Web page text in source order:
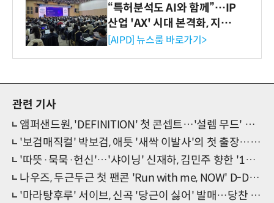
“특허분석도 AI와 함께”…IP
산업 'AX' 시대 본격화, 지식
재산처 1호 AI IP데이터분석
[AIPD] 뉴스룸 바로가기>
관련 기사
앰퍼샌드원, 'DEFINITION' 첫 콘셉트…'설렘 무드' 궁금증 ↑
'보검매직컬' 박보검, 애틋 '새싹 이발사'의 첫 출장…'할머니 ♥'
'따뜻·묵묵·헌신'…'샤이닝' 신재하, 김민주 향한 '10년 순애보'
나우즈, 두근두근 첫 팬콘 'Run with me, NOW' D-DAY!
'마라탕후루' 서이브, 신곡 '당근이 싫어' 발매…당찬 메시지